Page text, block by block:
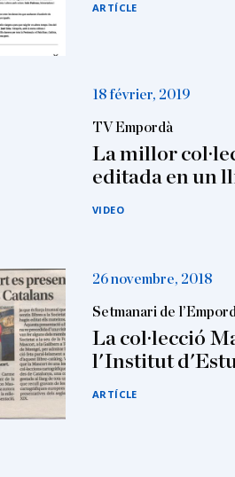
ARTÍCLE
18 février, 2019
TV Empordà
La millor
editada en un
VIDEO
26 novembre, 2018
Setmanari de
La col·lecció
l'Institut
ARTÍCLE